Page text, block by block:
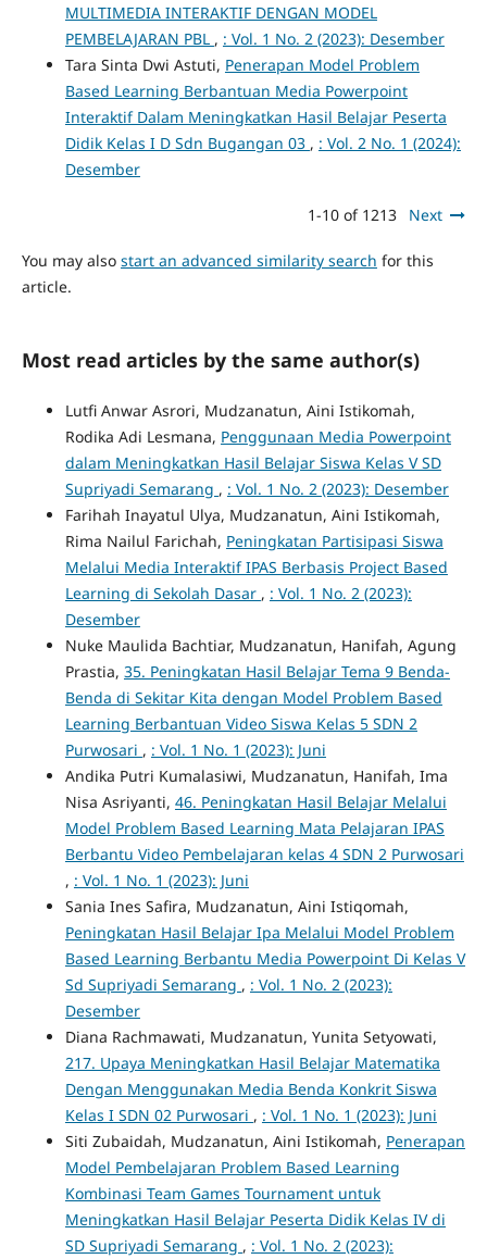
MULTIMEDIA INTERAKTIF DENGAN MODEL
PEMBELAJARAN PBL , : Vol. 1 No. 2 (2023): Desember
Tara Sinta Dwi Astuti, Penerapan Model Problem
Based Learning Berbantuan Media Powerpoint
Interaktif Dalam Meningkatkan Hasil Belajar Peserta
Didik Kelas I D Sdn Bugangan 03 , : Vol. 2 No. 1 (2024):
Desember
1-10 of 1213 Next
You may also start an advanced similarity search for this
article.
Most read articles by the same author(s)
Lutfi Anwar Asrori, Mudzanatun, Aini Istikomah,
Rodika Adi Lesmana, Penggunaan Media Powerpoint
dalam Meningkatkan Hasil Belajar Siswa Kelas V SD
Supriyadi Semarang , : Vol. 1 No. 2 (2023): Desember
Farihah Inayatul Ulya, Mudzanatun, Aini Istikomah,
Rima Nailul Farichah, Peningkatan Partisipasi Siswa
Melalui Media Interaktif IPAS Berbasis Project Based
Learning di Sekolah Dasar , : Vol. 1 No. 2 (2023):
Desember
Nuke Maulida Bachtiar, Mudzanatun, Hanifah, Agung
Prastia, 35. Peningkatan Hasil Belajar Tema 9 Benda-
Benda di Sekitar Kita dengan Model Problem Based
Learning Berbantuan Video Siswa Kelas 5 SDN 2
Purwosari , : Vol. 1 No. 1 (2023): Juni
Andika Putri Kumalasiwi, Mudzanatun, Hanifah, Ima
Nisa Asriyanti, 46. Peningkatan Hasil Belajar Melalui
Model Problem Based Learning Mata Pelajaran IPAS
Berbantu Video Pembelajaran kelas 4 SDN 2 Purwosari
, : Vol. 1 No. 1 (2023): Juni
Sania Ines Safira, Mudzanatun, Aini Istiqomah,
Peningkatan Hasil Belajar Ipa Melalui Model Problem
Based Learning Berbantu Media Powerpoint Di Kelas V
Sd Supriyadi Semarang , : Vol. 1 No. 2 (2023):
Desember
Diana Rachmawati, Mudzanatun, Yunita Setyowati,
217. Upaya Meningkatkan Hasil Belajar Matematika
Dengan Menggunakan Media Benda Konkrit Siswa
Kelas I SDN 02 Purwosari , : Vol. 1 No. 1 (2023): Juni
Siti Zubaidah, Mudzanatun, Aini Istikomah, Penerapan
Model Pembelajaran Problem Based Learning
Kombinasi Team Games Tournament untuk
Meningkatkan Hasil Belajar Peserta Didik Kelas IV di
SD Supriyadi Semarang , : Vol. 1 No. 2 (2023):